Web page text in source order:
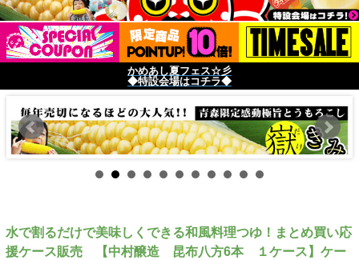
かめあし夏フェス☆彡
◆特設会場はコチラ◆
水で割るだけで美味しくできる和風料理つゆ！まとめ買い応
援ケース販売 【中村醸造 昆布八方6本 １ケース】ケー